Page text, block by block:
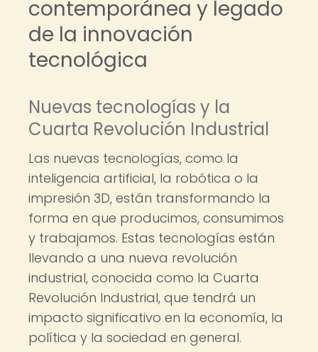
contemporánea y legado
de la innovación
tecnológica
Nuevas tecnologías y la
Cuarta Revolución Industrial
Las nuevas tecnologías, como la
inteligencia artificial, la robótica o la
impresión 3D, están transformando la
forma en que producimos, consumimos
y trabajamos. Estas tecnologías están
llevando a una nueva revolución
industrial, conocida como la Cuarta
Revolución Industrial, que tendrá un
impacto significativo en la economía, la
política y la sociedad en general.